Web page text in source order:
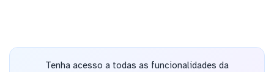
Tenha acesso a todas as funcionalidades da